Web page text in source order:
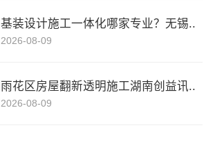
基装设计施工一体化哪家专业？无锡..
2026-08-09
雨花区房屋翻新透明施工湖南创益讯..
2026-08-09